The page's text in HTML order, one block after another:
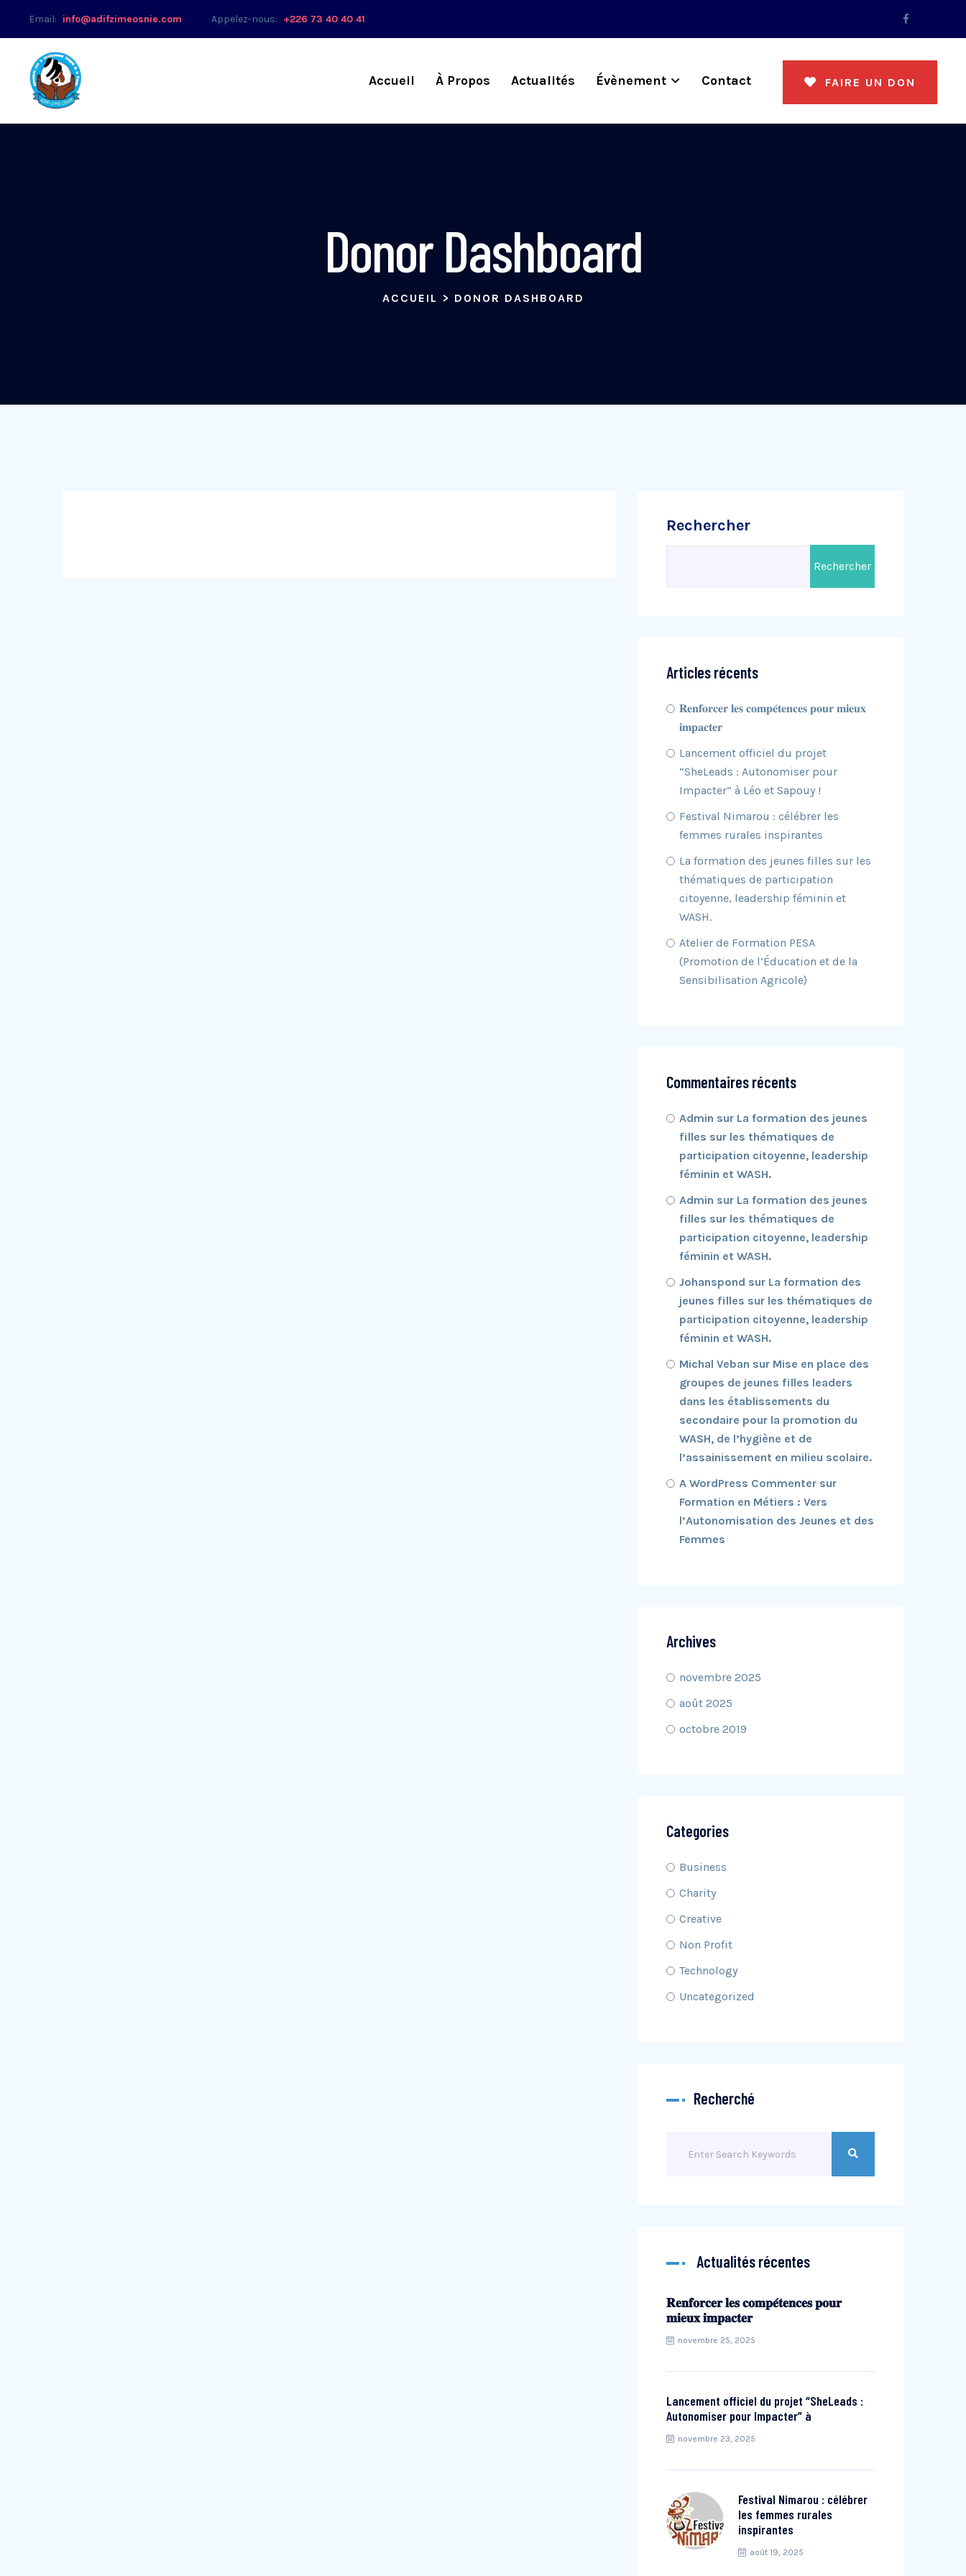
Email: info@adifzimeosnie.com Appelez-nous: +226 73 40 40 41
Accueil À Propos Actualités Évènement Contact FAIRE UN DON
Donor Dashboard
ACCUEIL > DONOR DASHBOARD
Rechercher
Rechercher
Articles récents
𝐑𝐞𝐧𝐟𝐨𝐫𝐜𝐞𝐫 𝐥𝐞𝐬 𝐜𝐨𝐦𝐩𝐞́𝐭𝐞𝐧𝐜𝐞𝐬 𝐩𝐨𝐮𝐫 𝐦𝐢𝐞𝐮𝐱
𝐢𝐦𝐩𝐚𝐜𝐭𝐞𝐫
Lancement officiel du projet
“SheLeads : Autonomiser pour
Impacter” à Léo et Sapouy !
Festival Nimarou : célébrer les
femmes rurales inspirantes
La formation des jeunes filles sur les
thématiques de participation
citoyenne, leadership féminin et
WASH.
Atelier de Formation PESA
(Promotion de l’Éducation et de la
Sensibilisation Agricole)
Commentaires récents
Admin sur La formation des jeunes
filles sur les thématiques de
participation citoyenne, leadership
féminin et WASH.
Admin sur La formation des jeunes
filles sur les thématiques de
participation citoyenne, leadership
féminin et WASH.
Johanspond sur La formation des
jeunes filles sur les thématiques de
participation citoyenne, leadership
féminin et WASH.
Michal Veban sur Mise en place des
groupes de jeunes filles leaders
dans les établissements du
secondaire pour la promotion du
WASH, de l’hygiène et de
l’assainissement en milieu scolaire.
A WordPress Commenter sur
Formation en Métiers : Vers
l’Autonomisation des Jeunes et des
Femmes
Archives
novembre 2025
août 2025
octobre 2019
Categories
Business
Charity
Creative
Non Profit
Technology
Uncategorized
Recherché
Actualités récentes
𝐑𝐞𝐧𝐟𝐨𝐫𝐜𝐞𝐫 𝐥𝐞𝐬 𝐜𝐨𝐦𝐩𝐞́𝐭𝐞𝐧𝐜𝐞𝐬 𝐩𝐨𝐮𝐫
𝐦𝐢𝐞𝐮𝐱 𝐢𝐦𝐩𝐚𝐜𝐭𝐞𝐫
novembre 25, 2025
Lancement officiel du projet “SheLeads :
Autonomiser pour Impacter” à
novembre 23, 2025
Festival Nimarou : célébrer
les femmes rurales
inspirantes
août 19, 2025